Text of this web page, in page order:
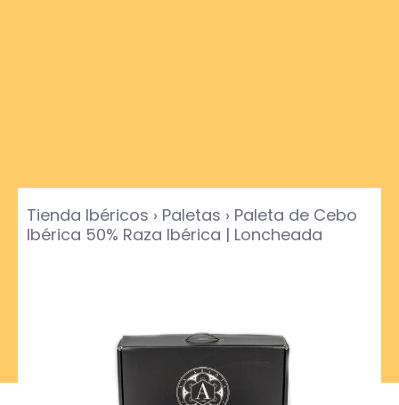
Tienda Ibéricos › Paletas › Paleta de Cebo
Ibérica 50% Raza Ibérica | Loncheada